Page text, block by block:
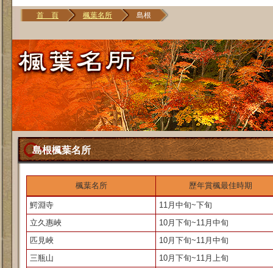
首 頁 楓葉名所 島根
島根楓葉名所
楓葉名所 歷年賞楓最佳時期
鰐淵寺
11月中旬~下旬
立久惠峽
10月下旬~11月中旬
匹見峽
10月下旬~11月中旬
三瓶山
10月下旬~11月上旬